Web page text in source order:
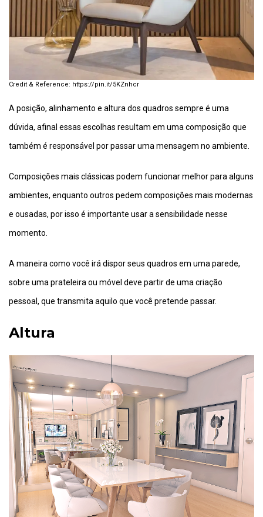
https://pin.it/5KZnhcr
A posição, alinhamento e altura dos quadros sempre é uma
dúvida, afinal essas escolhas resultam em uma composição que
também é responsável por passar uma mensagem no ambiente.
Composições mais clássicas podem funcionar melhor para alguns
ambientes, enquanto outros pedem composições mais modernas
e ousadas, por isso é importante usar a sensibilidade nesse
momento.
A maneira como você irá dispor seus quadros em uma parede,
sobre uma prateleira ou móvel deve partir de uma criação
pessoal, que transmita aquilo que você pretende passar.
Altura